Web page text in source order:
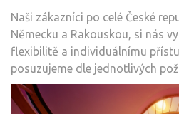
Naši zákazníci po celé České
Německu a Rakouskou, si nás
flexibilitě a individuálnímu
posuzujeme dle jednotlivých